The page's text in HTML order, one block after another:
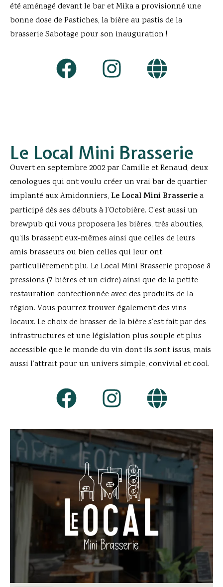
été aménagé devant le bar et Mika a provisionné une
bonne dose de Pastiches, la bière au pastis de la
brasserie Sabotage pour son inauguration !
Le Local Mini Brasserie
Ouvert en septembre 2002 par Camille et Renaud, deux
œnologues qui ont voulu créer un vrai bar de quartier
implanté aux Amidonniers, Le Local Mini Brasseriea
participé dès ses débuts à l’Octobière. C’est aussi un
brewpub qui vous proposera les bières, très abouties,
qu’ils brassent eux-mêmes ainsi que celles de leurs
amis brasseurs ou bien celles qui leur ont
particulièrement plu. Le Local Mini Brasserie propose 8
pressions (7 bières et un cidre) ainsi que de la petite
restauration confectionnée avec des produits de la
région. Vous pourrez trouver également des vins
locaux. Le choix de brasser de la bière s’est fait par des
infrastructures et une législation plus souple et plus
accessible que le monde du vin dont ils sont issus, mais
aussi l’attrait pour un univers simple, convivial et cool.